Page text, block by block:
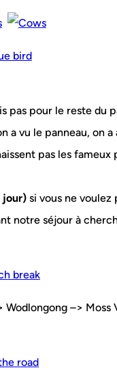
pas pour le reste du
a vu le panneau, on
pas les
jour) si vous ne voulez
notre séjour à
–> Moss